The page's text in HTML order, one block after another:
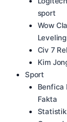
sport
Wow
Leveling
Civ 7
Kim
Sport
Benfica
Fakta